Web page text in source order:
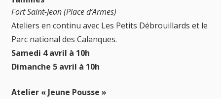
Fort Saint-Jean (Place d’Armes)
Ateliers en continu avec Les Petits Débrouillards et le
Parc national des Calanques.
Samedi 4 avril à 10h
Dimanche 5 avril à 10h
Atelier « Jeune Pousse »